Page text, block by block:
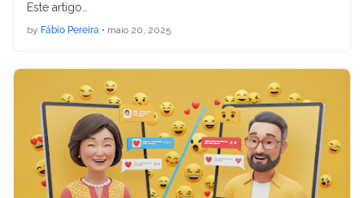
Este artigo…
by Fábio Pereira • maio 20, 2025